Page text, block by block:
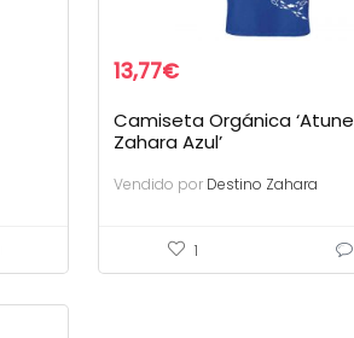
13,77€
Camiseta Orgánica
Zahara Azul’
Vendido por Destino Zahara
1